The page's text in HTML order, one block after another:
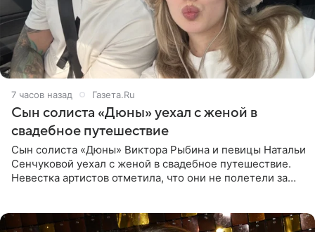
7 часов назад Газета.Ru
Сын солиста «Дюны» уехал с женой в
свадебное путешествие
Сын солиста «Дюны» Виктора Рыбина и певицы Натальи
Сенчуковой уехал с женой в свадебное путешествие.
Невестка артистов отметила, что они не полетели за